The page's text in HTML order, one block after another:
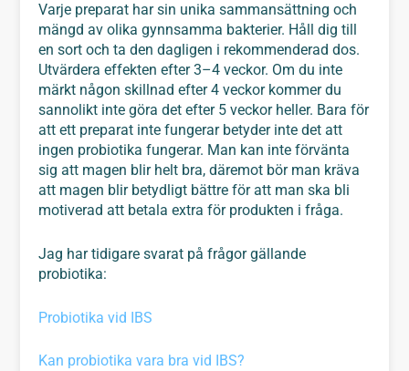
Varje preparat har sin unika sammansättning och
mängd av olika gynnsamma bakterier. Håll dig till
en sort och ta den dagligen i rekommenderad dos.
Utvärdera effekten efter 3–4 veckor. Om du inte
märkt någon skillnad efter 4 veckor kommer du
sannolikt inte göra det efter 5 veckor heller. Bara för
att ett preparat inte fungerar betyder inte det att
ingen probiotika fungerar. Man kan inte förvänta
sig att magen blir helt bra, däremot bör man kräva
att magen blir betydligt bättre för att man ska bli
motiverad att betala extra för produkten i fråga.
Jag har tidigare svarat på frågor gällande
probiotika:
Probiotika vid IBS
Kan probiotika vara bra vid IBS?